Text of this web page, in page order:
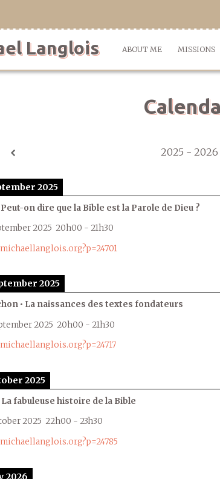
Langlois ABOUT ME MISSIONS
2025 - 2026
2025
Peut-on dire que la Bible est la Parole de Dieu ?
2025 20h00 - 21h30
2025
• La naissances des textes fondateurs
2025 20h00 - 21h30
2025
La fabuleuse histoire de la Bible
2025 22h00 - 23h30
2026